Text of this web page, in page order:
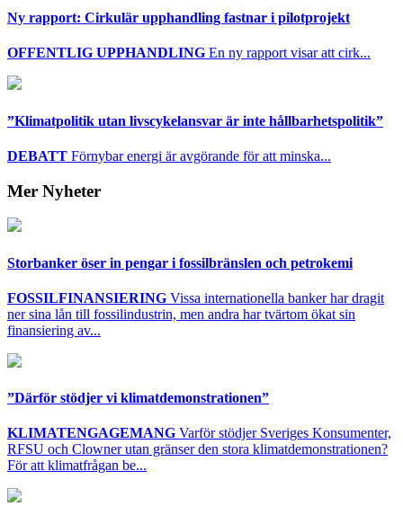
Ny rapport: Cirkulär upphandling fastnar i pilotprojekt
OFFENTLIG UPPHANDLING En ny rapport visar att cirk...
”Klimatpolitik utan livscykelansvar är inte hållbarhetspolitik”
DEBATT Förnybar energi är avgörande för att minska...
Mer Nyheter
Storbanker öser in pengar i fossilbränslen och petrokemi
FOSSILFINANSIERING Vissa internationella banker har dragit
ner sina lån till fossilindustrin, men andra har tvärtom ökat sin
finansiering av...
”Därför stödjer vi klimatdemonstrationen”
KLIMATENGAGEMANG Varför stödjer Sveriges Konsumenter,
RFSU och Clowner utan gränser den stora klimatdemonstrationen?
För att klimatfrågan be...